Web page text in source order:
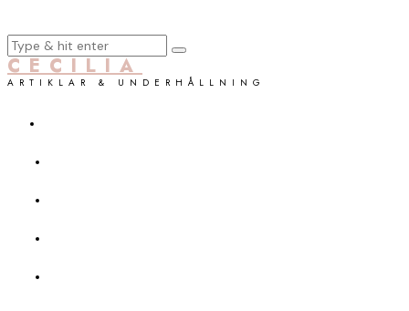
CECILIA
ARTIKLAR & UNDERHÅLLNING